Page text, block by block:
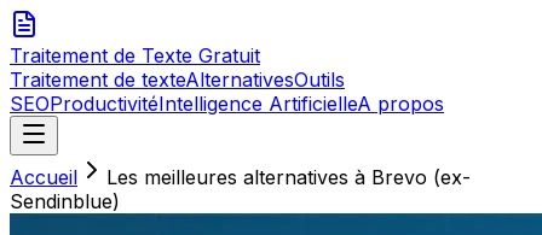
Traitement de Texte Gratuit
Traitement de texteAlternativesOutils
SEOProductivitéIntelligence ArtificielleA propos
Accueil
Les meilleures alternatives à Brevo (ex-
Sendinblue)